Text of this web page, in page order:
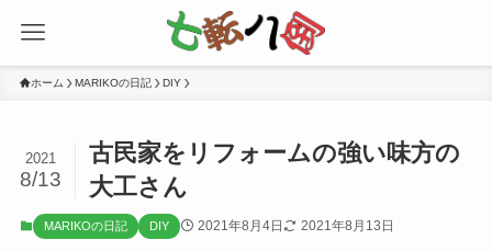
ホーム MARIKOの日記 DIY
古民家をリフォームの強い味方の
大工さん
2021
8/13
MARIKOの日記 DIY 2021年8月4日 2021年8月13日